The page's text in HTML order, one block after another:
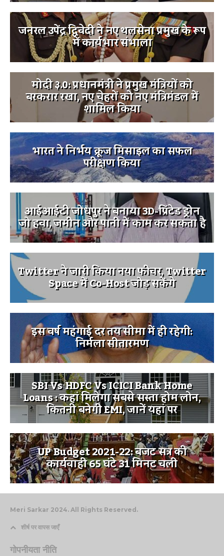
जनरल उपेंद्र द्विवेदी ने नए थलसेना प्रमुख के रूप
में कार्यभार संभाला
मोदी ३.0: प्रधानमंत्री ने प्रमुख मंत्रियों को
बरकरार रखा, नए चेहरों को नए मंत्रिमंडल में
शामिल किया
भारत ने निर्भय क्रूज मिसाइल का सफल
परीक्षण किया
आईआईटी जोधपुर ने बनाया 3D-प्रिंटेड ड्रोन
जो हवा, जमीन और पानी में काम कर सकता है
Twitter ने जारी किया नया फीचर, Twitter
Space में Co-Host जोड़ सकेंगे
इस वर्ष महंगाई दर तय सीमा में ही रहेगी:
निर्मला सीतारमण
SBI Vs HDFC Vs ICICI Bank Home
Loans : कहां मिलेगा सबसे सस्ता होम लोन,
कितनी बनेगी EMI, जानें यहां पर
UP Budget 2021-22: बजट सत्र की
कार्यवाही 65 घंटे 31 मिनट चली
Meri Sarkar 2024. All Rights Reserved.
शीर्ष पर वापस जाएँ
गोपनीयता नीति